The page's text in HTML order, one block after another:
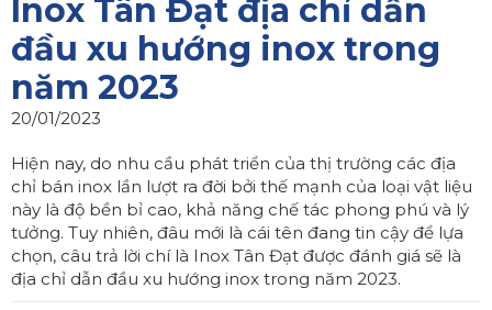
Inox Tân Đạt địa chỉ dẫn
đầu xu hướng inox trong
năm 2023
20/01/2023
Hiện nay, do nhu cầu phát triển của thị trường các địa
chỉ bán inox lần lượt ra đời bởi thế mạnh của loại vật liệu
này là độ bền bỉ cao, khả năng chế tác phong phú và lý
tưởng. Tuy nhiên, đâu mới là cái tên đang tin cậy để lựa
chọn, câu trả lời chí là Inox Tân Đạt được đánh giá sẽ là
địa chỉ dẫn đầu xu hướng inox trong năm 2023.